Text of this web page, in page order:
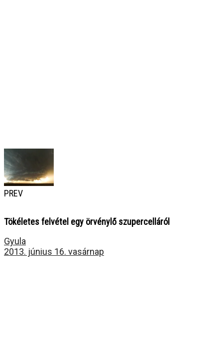
PREV
Tökéletes felvétel egy örvénylő szupercelláról
Gyula
2013. június 16. vasárnap